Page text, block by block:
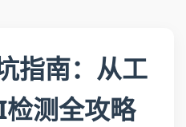
指南：从工
测全攻略